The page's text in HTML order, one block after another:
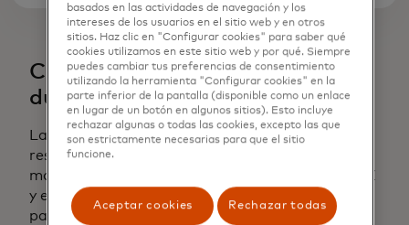
Cuanto más jóvenes son, más
duro caen
Las diferentes generaciones perciben y
responden a las amenazas cibernéticas de
manera diferente, con el 43% de la Generación Z
y el 39% de los millennials informando que han
participado en intentos de estafa, en
basados en las actividades de navegación y los
intereses de los usuarios en el sitio web y en otros
sitios. Haz clic en "Configurar cookies" para saber qué
cookies utilizamos en este sitio web y por qué. Siempre
puedes cambiar tus preferencias de consentimiento
utilizando la herramienta "Configurar cookies" en la
parte inferior de la pantalla (disponible como un enlace
en lugar de un botón en algunos sitios). Esto incluye
rechazar algunas o todas las cookies, excepto las que
son estrictamente necesarias para que el sitio
funcione.
Aceptar cookies Rechazar todas